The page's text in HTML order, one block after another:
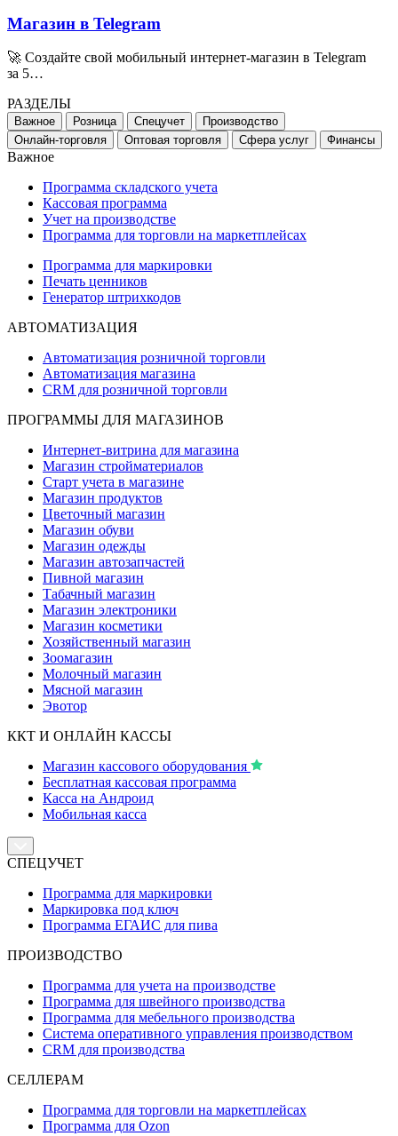
Магазин в Telegram
🚀 Создайте свой мобильный интернет-магазин в Telegram
за 5…
РАЗДЕЛЫ
Важное Розница Спецучет
Производство
Онлайн-торговля
Оптовая торговля Сфера услуг Финансы
Важное
Программа складского учета
Кассовая программа
Учет на производстве
Программа для торговли на маркетплейсах
Программа для маркировки
Печать ценников
Генератор штрихкодов
АВТОМАТИЗАЦИЯ
Автоматизация розничной торговли
Автоматизация магазина
CRM для розничной торговли
ПРОГРАММЫ ДЛЯ МАГАЗИНОВ
Интернет-витрина для магазина
Магазин стройматериалов
Старт учета в магазине
Магазин продуктов
Цветочный магазин
Магазин обуви
Магазин одежды
Магазин автозапчастей
Пивной магазин
Табачный магазин
Магазин электроники
Магазин косметики
Хозяйственный магазин
Зоомагазин
Молочный магазин
Мясной магазин
Эвотор
ККТ И ОНЛАЙН КАССЫ
Магазин кассового оборудования
Бесплатная кассовая программа
Касса на Андроид
Мобильная касса
СПЕЦУЧЕТ
Программа для маркировки
Маркировка под ключ
Программа ЕГАИС для пива
ПРОИЗВОДСТВО
Программа для учета на производстве
Программа для швейного производства
Программа для мебельного производства
Система оперативного управления производством
CRM для производства
СЕЛЛЕРАМ
Программа для торговли на маркетплейсах
Программа для Ozon